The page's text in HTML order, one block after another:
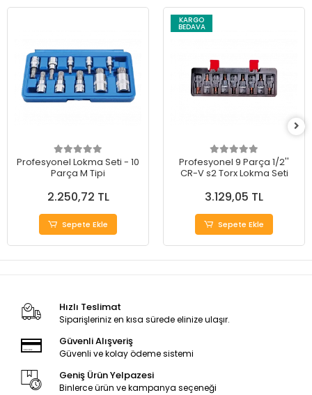
Profesyonel Lokma Seti - 10
Parça M Tipi
2.250,72 TL
Sepete Ekle
KARGO
BEDAVA
Profesyonel 9 Parça 1/2''
CR-V s2 Torx Lokma Seti
3.129,05 TL
Sepete Ekle
Hızlı Teslimat
Siparişleriniz en kısa sürede elinize ulaşır.
Güvenli Alışveriş
Güvenli ve kolay ödeme sistemi
Geniş Ürün Yelpazesi
Binlerce ürün ve kampanya seçeneği